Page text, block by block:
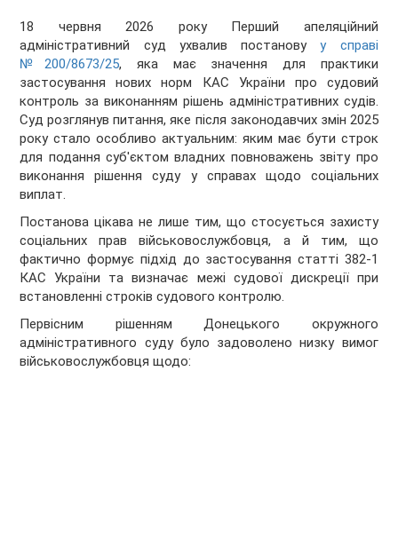
18 червня 2026 року Перший апеляційний
адміністративний суд ухвалив постановуу справі
№200/8673/25, яка має значення для практики
застосування нових норм КАС України про судовий
контроль за виконанням рішень адміністративних судів.
Суд розглянув питання, яке після законодавчих змін 2025
року стало особливо актуальним: яким має бути строк
для подання суб'єктом владних повноважень звіту про
виконання рішення суду у справах щодо соціальних
виплат.
Постанова цікава не лише тим, що стосується захисту
соціальних прав військовослужбовця, а й тим, що
фактично формує підхід до застосування статті 382-1
КАС України та визначає межі судової дискреції при
встановленні строків судового контролю.
Первісним рішенням Донецького окружного
адміністративного суду було задоволено низку вимог
військовослужбовця щодо: